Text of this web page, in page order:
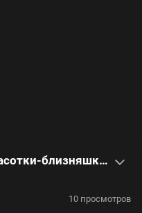
Как живут неразлучные красотки-близняшки, которые ухаживают за недоношенными малышами. Видео
10 просмотров